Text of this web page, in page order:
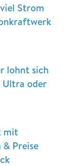
Strom
lohnt sich
Ultra oder
mit
& Preise